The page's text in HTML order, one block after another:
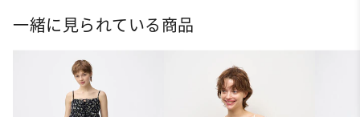
一緒に見られている商品